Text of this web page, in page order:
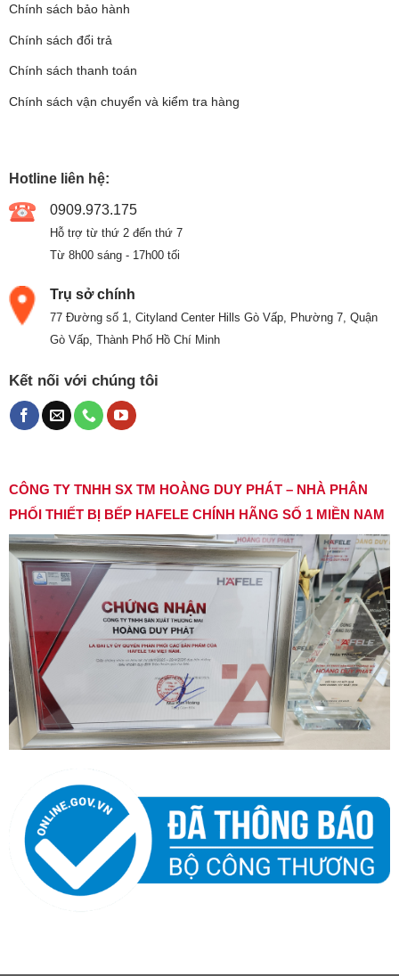
Chính sách bảo hành
Chính sách đổi trả
Chính sách thanh toán
Chính sách vận chuyển và kiểm tra hàng
Hotline liên hệ:
0909.973.175
Hỗ trợ từ thứ 2 đến thứ 7
Từ 8h00 sáng - 17h00 tối
Trụ sở chính
77 Đường số 1, Cityland Center Hills Gò Vấp, Phường 7, Quận
Gò Vấp, Thành Phố Hồ Chí Minh
Kết nối với chúng tôi
CÔNG TY TNHH SX TM HOÀNG DUY PHÁT – NHÀ PHÂN
PHỐI THIẾT BỊ BẾP HAFELE CHÍNH HÃNG SỐ 1 MIỀN NAM